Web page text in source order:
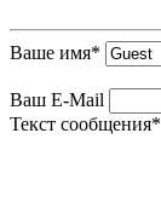
Ваше имя*
Ваш E-Mail
Текст сообщения*